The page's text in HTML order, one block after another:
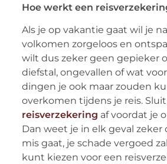
Hoe werkt een
Als je op vakantie gaat wil je
volkomen zorgeloos en
wilt dus zeker geen gepieker
diefstal, ongevallen of wat
dingen je ook maar zouden
overkomen tijdens je reis.
reisverzekering af voordat je
Dan weet je in elk geval zeker
mis gaat, je schade vergoed
kunt kiezen voor een